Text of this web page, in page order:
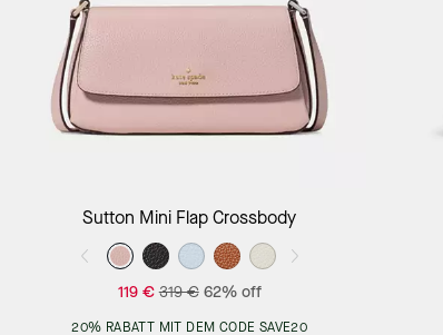
Add to Bag
Sutton Mini Flap Crossbody
119 € 319 € 62% off
20% RABATT MIT DEM CODE SAVE20